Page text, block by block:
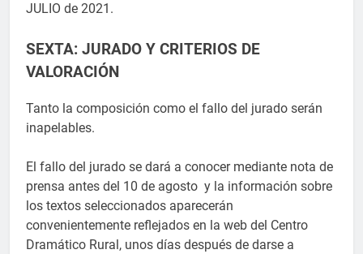
JULIO de 2021.
SEXTA: JURADO Y CRITERIOS DE
VALORACIÓN
Tanto la composición como el fallo del jurado serán
inapelables.
El fallo del jurado se dará a conocer mediante nota de
prensa antes del 10 de agosto y la información sobre
los textos seleccionados aparecerán
convenientemente reflejados en la web del Centro
Dramático Rural, unos días después de darse a